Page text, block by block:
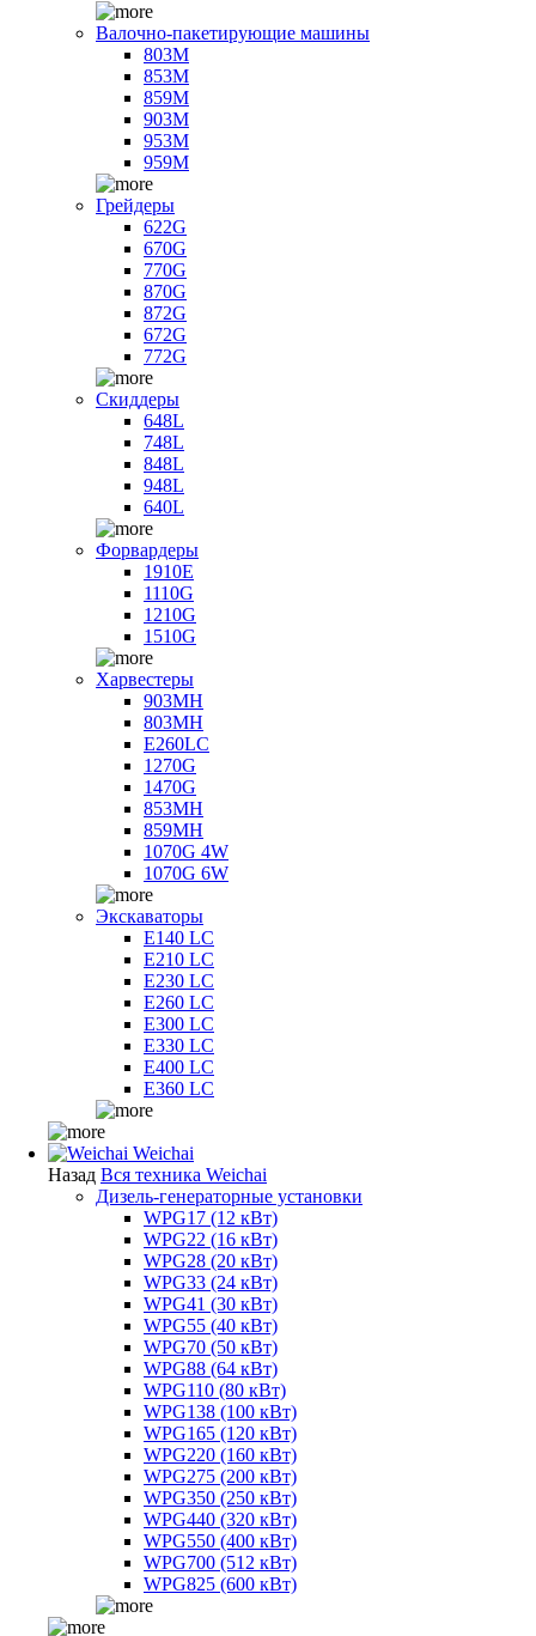
Валочно-пакетирующие машины
803M
853M
859M
903M
953M
959M
Грейдеры
622G
670G
770G
870G
872G
672G
772G
Скиддеры
648L
748L
848L
948L
640L
Форвардеры
1910E
1110G
1210G
1510G
Харвестеры
903MH
803MH
E260LC
1270G
1470G
853MH
859MH
1070G 4W
1070G 6W
Экскаваторы
E140 LC
E210 LC
E230 LC
E260 LC
E300 LC
E330 LC
E400 LC
E360 LC
Weichai
Назад Вся техника Weichai
Дизель-генераторные установки
WPG17 (12 кВт)
WPG22 (16 кВт)
WPG28 (20 кВт)
WPG33 (24 кВт)
WPG41 (30 кВт)
WPG55 (40 кВт)
WPG70 (50 кВт)
WPG88 (64 кВт)
WPG110 (80 кВт)
WPG138 (100 кВт)
WPG165 (120 кВт)
WPG220 (160 кВт)
WPG275 (200 кВт)
WPG350 (250 кВт)
WPG440 (320 кВт)
WPG550 (400 кВт)
WPG700 (512 кВт)
WPG825 (600 кВт)